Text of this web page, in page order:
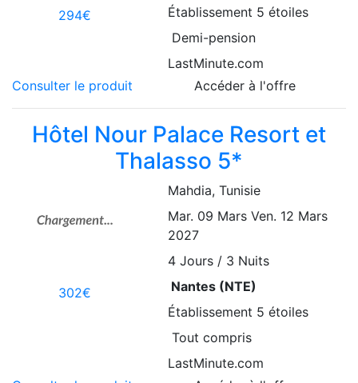
294€
Établissement 5 étoiles
Demi-pension
LastMinute.com
Consulter le produit
Accéder à l'offre
Hôtel Nour Palace Resort et
Thalasso 5*
302€
Mahdia, Tunisie
Mar. 09 Mars Ven. 12 Mars
2027
4Jours / 3 Nuits
Nantes (NTE)
Établissement 5 étoiles
Tout compris
LastMinute.com